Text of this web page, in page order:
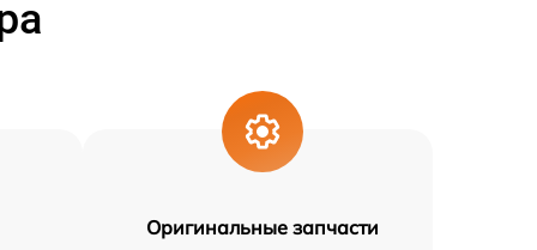
Оригинальные запчасти